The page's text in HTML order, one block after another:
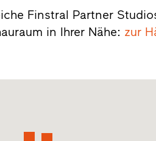
Finstral Partner
in Ihrer Nähe: zur